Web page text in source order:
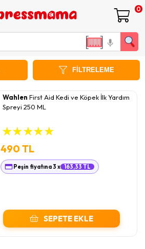
0
FILTRELEME
Wahlen First Aid Kedi ve Köpek İlk Yardım
Spreyi 250 ML
★★★★★
490 TL
Peşin fiyatına 3 x 163,33 TL
SEPETE EKLE